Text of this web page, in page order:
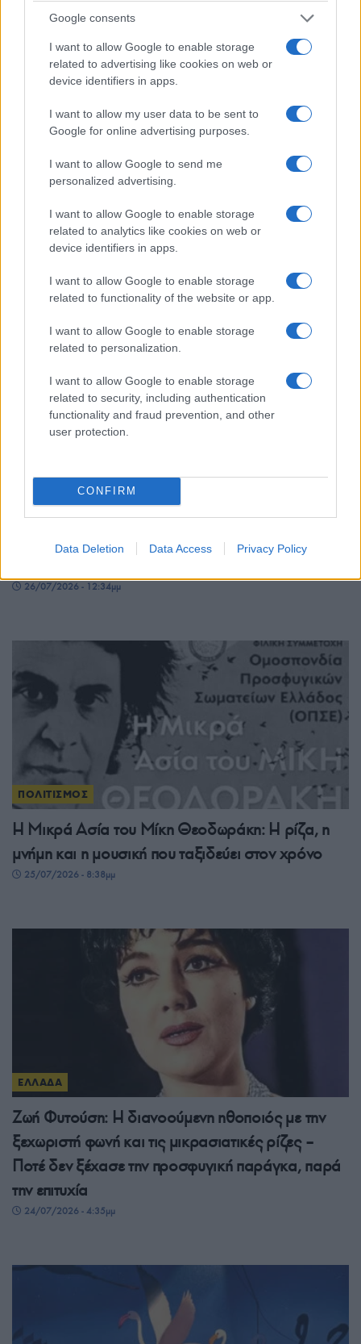
Google consents
I want to allow Google to enable storage
related to advertising like cookies on web or
device identifiers in apps.
I want to allow my user data to be sent to
Google for online advertising purposes.
I want to allow Google to send me
personalized advertising.
I want to allow Google to enable storage
related to analytics like cookies on web or
device identifiers in apps.
I want to allow Google to enable storage
related to functionality of the website or app.
I want to allow Google to enable storage
related to personalization.
I want to allow Google to enable storage
related to security, including authentication
functionality and fraud prevention, and other
user protection.
CONFIRM
Data Deletion Data Access Privacy Policy
Έφεσος: Δύο πρόωρα βρέφη είχαν ταφεί μέσα
σε… ρωμαϊκή τουαλέτα πριν από 1.200 χρόνια
28/07/2026 - 11:29μμ
ΠΟΛΙΤΙΣΜΟΣ
Ο Όλυμπος στον Κατάλογο Παγκόσμιας
Κληρονομιάς της UNESCO – Ιστορική ομόφωνη
26/07/2026 - 12:34μμ
ΠΟΛΙΤΙΣΜΟΣ
Η Μικρά Ασία του Μίκη Θεοδωράκη: Η ρίζα, η
μνήμη και η μουσική που ταξιδεύει στον χρόνο
25/07/2026 - 8:38μμ
ΕΛΛΑΔΑ
Ζωή Φυτούση: Η διανοούμενη ηθοποιός με την
ξεχωριστή φωνή και τις μικρασιατικές ρίζες –
Ποτέ δεν ξέχασε την προσφυγική παράγκα, παρά
την επιτυχία
24/07/2026 - 4:35μμ